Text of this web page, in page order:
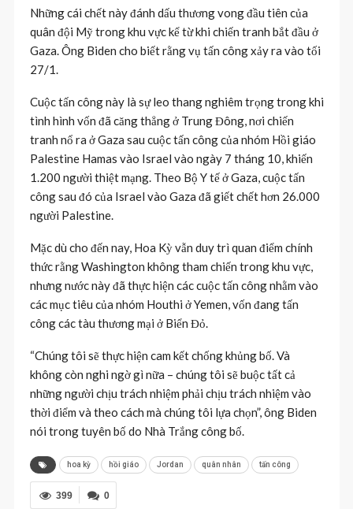
Những cái chết này đánh dấu thương vong đầu tiên của
quân đội Mỹ trong khu vực kể từ khi chiến tranh bắt đầu ở
Gaza. Ông Biden cho biết rằng vụ tấn công xảy ra vào tối
27/1.
Cuộc tấn công này là sự leo thang nghiêm trọng trong khi
tình hình vốn đã căng thẳng ở Trung Đông, nơi chiến
tranh nổ ra ở Gaza sau cuộc tấn công của nhóm Hồi giáo
Palestine Hamas vào Israel vào ngày 7 tháng 10, khiến
1.200 người thiệt mạng. Theo Bộ Y tế ở Gaza, cuộc tấn
công sau đó của Israel vào Gaza đã giết chết hơn 26.000
người Palestine.
Mặc dù cho đến nay, Hoa Kỳ vẫn duy trì quan điểm chính
thức rằng Washington không tham chiến trong khu vực,
nhưng nước này đã thực hiện các cuộc tấn công nhằm vào
các mục tiêu của nhóm Houthi ở Yemen, vốn đang tấn
công các tàu thương mại ở Biển Đỏ.
“Chúng tôi sẽ thực hiện cam kết chống khủng bố. Và
không còn nghi ngờ gì nữa – chúng tôi sẽ buộc tất cả
những người chịu trách nhiệm phải chịu trách nhiệm vào
thời điểm và theo cách mà chúng tôi lựa chọn”, ông Biden
nói trong tuyên bố do Nhà Trắng công bố.
hoa kỳ hồi giáo Jordan quân nhân tấn công
0
399